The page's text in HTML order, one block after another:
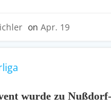
on Apr. 19
wurde zu